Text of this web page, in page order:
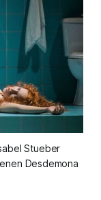
Stueber
Desdemona